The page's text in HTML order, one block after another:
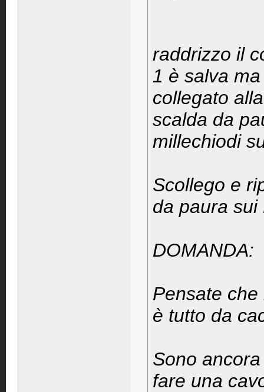
raddrizzo il
1 è salva
collegato
scalda da
millechiodi
Scollego e
da paura sui
DOMANDA:
Pensate
è tutto da
Sono
fare una